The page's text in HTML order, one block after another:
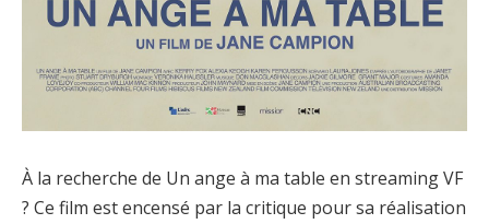
À la recherche de Un ange à ma table en streaming VF
? Ce film est encensé par la critique pour sa réalisation